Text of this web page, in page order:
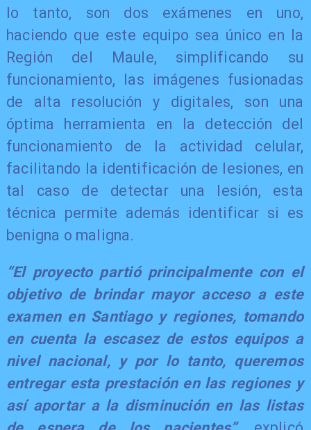
lo tanto, son dos exámenes en uno,
haciendo que este equipo sea único en la
Región del Maule, simplificando su
funcionamiento, las imágenes fusionadas
de alta resolución y digitales, son una
óptima herramienta en la detección del
funcionamiento de la actividad celular,
facilitando la identificación de lesiones, en
tal caso de detectar una lesión, esta
técnica permite además identificar si es
benigna o maligna.
​“El proyecto partió principalmente con el
objetivo de brindar mayor acceso a este
examen en Santiago y regiones, tomando
en cuenta la escasez de estos equipos a
nivel nacional, y por lo tanto, queremos
entregar esta prestación en las regiones y
así aportar a la disminución en las listas